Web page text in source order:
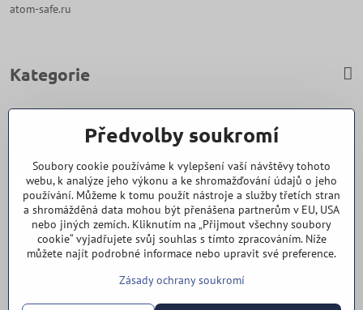
atom-safe.ru
Kategorie
Zavoláme Vám zpět
Váš telefon
Odeslat
Předvolby soukromí
Soubory cookie používáme k vylepšení vaší návštěvy tohoto
webu, k analýze jeho výkonu a ke shromažďování údajů o jeho
používání. Můžeme k tomu použít nástroje a služby třetích stran
a shromážděná data mohou být přenášena partnerům v EU, USA
nebo jiných zemích. Kliknutím na „Přijmout všechny soubory
cookie“ vyjadřujete svůj souhlas s tímto zpracováním. Níže
můžete najít podrobné informace nebo upravit své preference.
Zásady ochrany soukromí